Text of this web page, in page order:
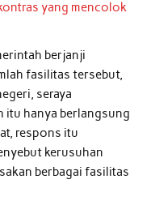
yang mencolok
berjanji
fasilitas tersebut,
seraya
itu hanya berlangsung
respons itu
kerusuhan
berbagai fasilitas